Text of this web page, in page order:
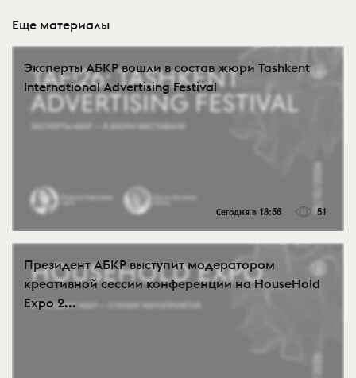
Еще материалы
Эксперты АБКР вошли в состав жюри Tashkent
International Advertising Festival
Сегодня в 18:56 51
Президент АБКР выступит модератором
креативной сессии конференции на HouseHold
Expo 2...